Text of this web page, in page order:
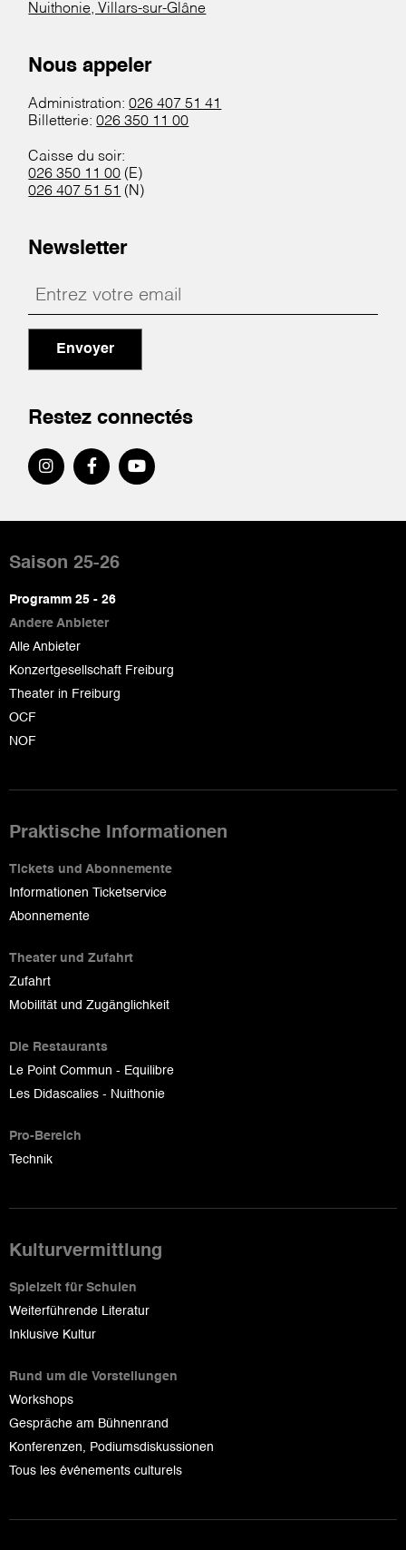
Nuithonie, Villars-sur-Glâne
Nous appeler
Administration:026 407 51 41
Billetterie:026 350 11 00
Caisse du soir:
026 350 11 00 (E)
026 407 51 51 (N)
Newsletter
Envoyer
Restez connectés
de
page
Saison 25-26
Programm 25 - 26
Andere Anbieter
Alle Anbieter
Konzertgesellschaft Freiburg
Theater in Freiburg
OCF
NOF
Praktische Informationen
Tickets und Abonnemente
Informationen Ticketservice
Abonnemente
Theater und Zufahrt
Zufahrt
Mobilität und Zugänglichkeit
Die Restaurants
Le Point Commun - Equilibre
Les Didascalies - Nuithonie
Pro-Bereich
Technik
Kulturvermittlung
Spielzeit für Schulen
Weiterführende Literatur
Inklusive Kultur
Rund um die Vorstellungen
Workshops
Gespräche am Bühnenrand
Konferenzen, Podiumsdiskussionen
Tous les événements culturels